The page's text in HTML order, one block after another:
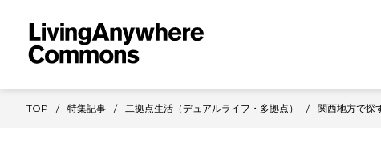
TOP 特集記事 二拠点生活（デュアルライフ・多拠点） 関西地方で探